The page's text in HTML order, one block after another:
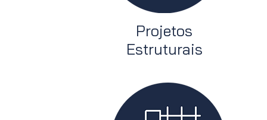
Projetos
Estruturais